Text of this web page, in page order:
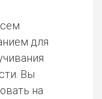
для
Вы
на